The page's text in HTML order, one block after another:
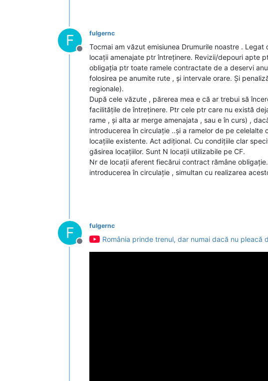
F
Deconectat
fulgernc
Tocmai am văzut emisiunea Drumurile noastre .
locații amenajate ptr întreținere. Revizii/depouri apte
obligația ptr toate ramele contractate de a deservi
folosirea pe anumite rute , și intervale orare. Și
regionale).
După cele văzute , părerea mea e că ar trebui să
facilitățile de întreținere. Ptr cele ptr care nu există
rame , și alta ar merge amenajata , sau e în curs) ,
introducerea în circulație ..și a ramelor de pe
locațiile existente. Act adițional. Cu condițiile clar
găsirea locațiilor. Sunt N locații utilizabile pe CF.
Nr de locații aferent fiecărui contract rămâne
introducerea în circulație , simultan cu realizarea
F
Deconectat
fulgernc
România prinde trenul, dar numai dacă nu pleacă